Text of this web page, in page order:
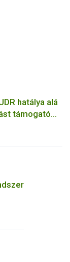
hatálya alá
támogató